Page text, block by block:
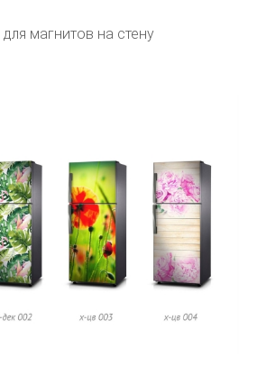
магнитов на стену